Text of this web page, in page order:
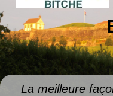
La meilleure